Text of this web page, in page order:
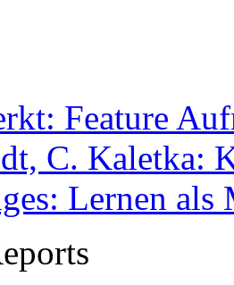
Feature
C. Kaletka:
Lernen als